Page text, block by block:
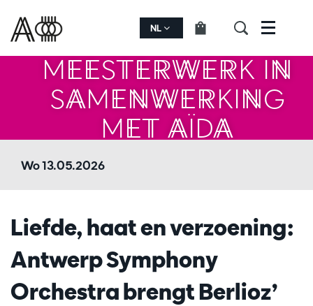
NL Menu
BERLIOZ'
MEESTERWERK IN
SAMENWERKING
MET AÏDA
GABRIELS
Wo 13.05.2026
Liefde, haat en verzoening:
Antwerp Symphony
Orchestra brengt Berlioz’